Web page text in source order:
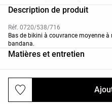
Description de produit
Réf. 0720/538/716
Bas de bikini à couvrance moyenne
bandana.
Matières et entretien
Livraisons et retours